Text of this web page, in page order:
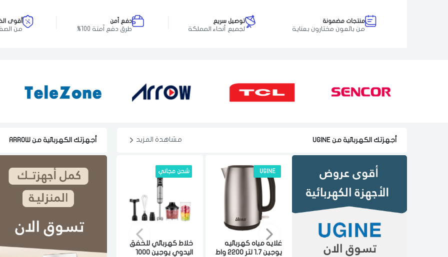
منتجات مضمونة
من بائعون مختارون بعناية
توصيل سريع
لجميع أنحاء المملكة
دفع اّمن
طرق دفع اّمنة 100%
أقوى
من
أجهزتك الكهربائية من UGINE مشاهدة المزيد
UGINE
غلايه مياه كهربائيه
يوجين 1.7 لتر 2200 واط
شحن مجاني
خلاط كهربائي للخفق
اليدوي يوجين 1000
شحن مجاني
يوجين مستطيله 11
أجهزتك الكهربائية من ARROW